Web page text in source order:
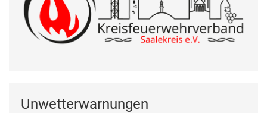
Unwetterwarnungen